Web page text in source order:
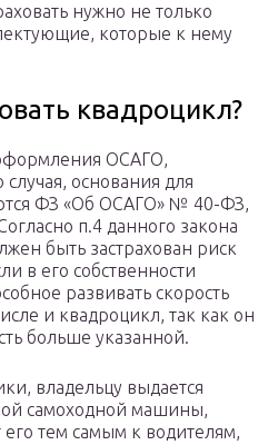
нужно не только
которые к нему
квадроцикл?
ОСАГО,
случая, основания для
ФЗ «Об ОСАГО» № 40-ФЗ,
п.4 данного закона
быть застрахован риск
в его собственности
развивать скорость
и квадроцикл, так как он
больше указанной.
владельцу выдается
самоходной машины,
тем самым к водителям,